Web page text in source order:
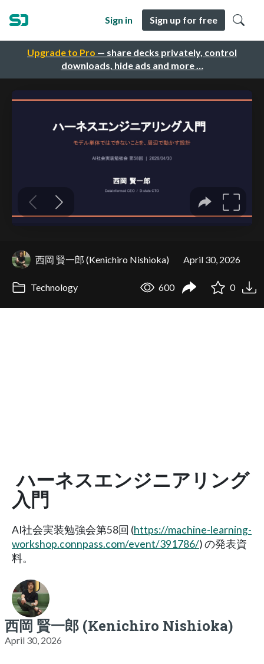
Upgrade to Pro — share decks privately, control
downloads, hide ads and more …
Sign in Sign up for free
西岡 賢一郎 (Kenichiro Nishioka) April 30, 2026
Technology 600 0
ハーネスエンジニアリング
入門
AI社会実装勉強会第58回 (https://machine-learning-
workshop.connpass.com/event/391786/) の発表資
料。
西岡 賢一郎 (Kenichiro Nishioka)
April 30, 2026